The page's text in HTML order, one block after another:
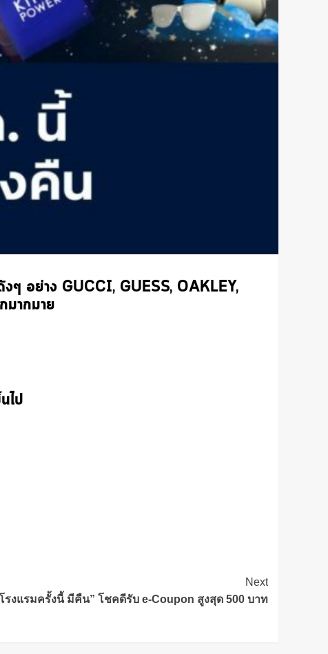
งๆ อย่าง GUCCI, GUESS, OAKLEY,
ากมาย
ไป
Next
รงแรมครั้งนี้ มีคืน” โชคดีรับ e-Coupon สูงสุด 500 บาท